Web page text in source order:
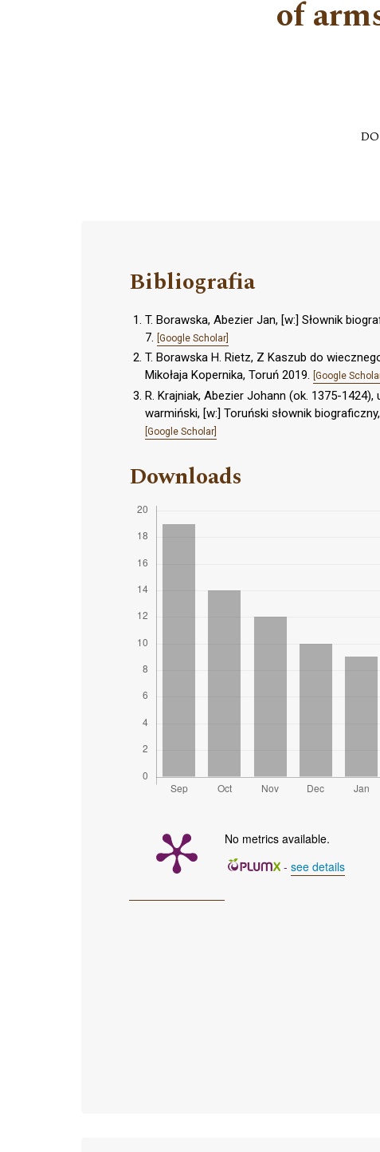
of
Bibliografia
T. Borawska, Abezier Jan, [w:] Słownik
7. [Google Scholar]
T. Borawska H. Rietz, Z Kaszub do
Mikołaja Kopernika, Toruń 2019. [Google
R. Krajniak, Abezier Johann (ok. 1375-
warmiński, [w:] Toruński słownik
[Google Scholar]
Downloads
No metrics available.
- see details